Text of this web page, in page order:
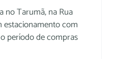
no Tarumã, na Rua
estacionamento com
período de compras